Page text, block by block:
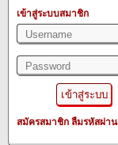
เข้าสู่ระบบสมาชิก
สมัครสมาชิก ลืมรหัสผ่าน